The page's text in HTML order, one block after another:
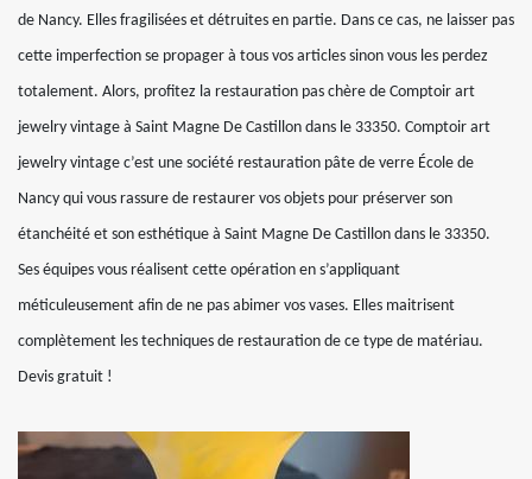
de Nancy. Elles fragilisées et détruites en partie. Dans ce cas, ne laisser pas
cette imperfection se propager à tous vos articles sinon vous les perdez
totalement. Alors, profitez la restauration pas chère de Comptoir art
jewelry vintage à Saint Magne De Castillon dans le 33350. Comptoir art
jewelry vintage c’est une société restauration pâte de verre École de
Nancy qui vous rassure de restaurer vos objets pour préserver son
étanchéité et son esthétique à Saint Magne De Castillon dans le 33350.
Ses équipes vous réalisent cette opération en s’appliquant
méticuleusement afin de ne pas abimer vos vases. Elles maitrisent
complètement les techniques de restauration de ce type de matériau.
Devis gratuit !